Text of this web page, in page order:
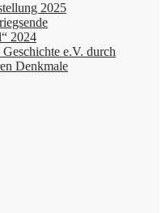
2025
2024
e.V. durch
Denkmale